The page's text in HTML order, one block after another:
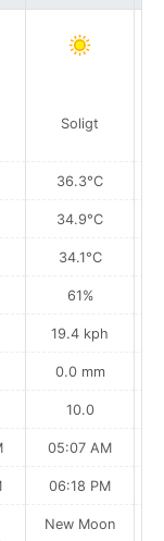
Soligt
36.3°C
34.9°C
34.1°C
61%
19.4 kph
0.0 mm
10.0
05:07 AM
06:18 PM
New Moon